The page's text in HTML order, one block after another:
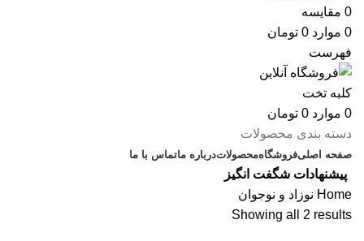
0 مقایسه
0 موارد 0 تومان
فهرست
0 موارد 0 تومان
دسته بندی محصولات
صفحه اصلیفروشگاهمحصولاتدرباره ماتماس با ما
پیشنهادات شگفت انگیز
Home نوزاد و نوجوان
Showing all 2 results